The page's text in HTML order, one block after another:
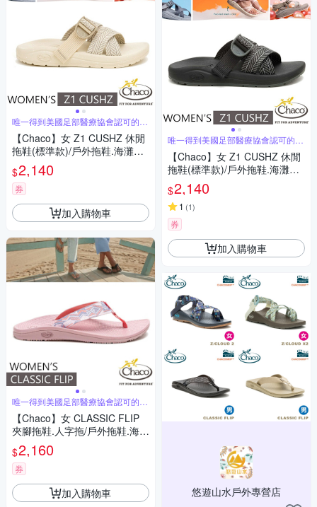
唯一得到美國足部醫療協會認可的運
動涼鞋
【Chaco】女 Z1 CUSHZ 休閒
拖鞋(標準款)/戶外拖鞋.海灘鞋_
CH-USW01-HL24 葉茂香草
$2,140
券
加入購物車
唯一得到美國足部醫療協會認可的專
業戶外鞋
【Chaco】女 CLASSIC FLIP
夾腳拖鞋.人字拖/戶外拖鞋.海灘
鞋_CH-CFW01-HL48 輕舟丁香
$2,160
券
加入購物車
唯一得到美國足部醫療協會認可的運
動涼鞋
【Chaco】女 Z1 CUSHZ 休閒
拖鞋(標準款)/戶外拖鞋.海灘鞋_
CH-USW01-HL22 葉茂黛黑
$2,140
1 (1)
券
加入購物車
悠遊山水戶外專營店